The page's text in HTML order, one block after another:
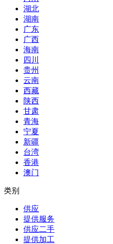
湖北
湖南
广东
广西
海南
四川
贵州
云南
西藏
陕西
甘肃
青海
宁夏
新疆
台湾
香港
澳门
类别
供应
提供服务
供应二手
提供加工